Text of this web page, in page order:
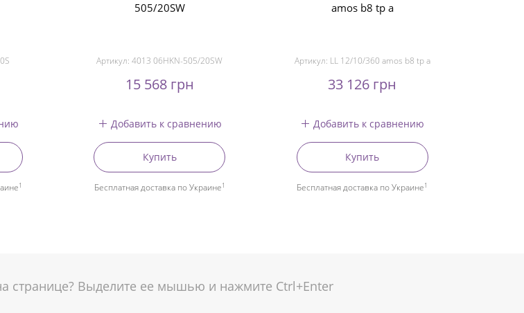
1
505/20SW
Артикул:4013 06HKN-505/20SW
15 568 грн
Добавить к сравнению
Купить
Бесплатная доставка по Украине1
amos b8 tp a
Артикул: LL 12/10/360 amos b8 tp a
33 126 грн
Добавить к сравнению
Купить
Бесплатная доставка по Украине1
странице? Выделите ее мышью и нажмите Ctrl+Enter